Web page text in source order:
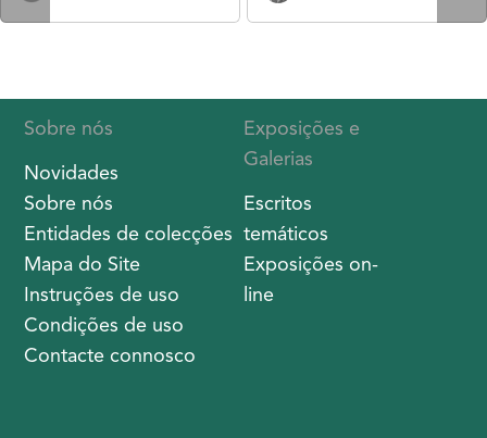
Sobre nós
Novidades
Sobre nós
Entidades de colecções
Mapa do Site
Instruções de uso
Condições de uso
Contacte connosco
Exposições e
Galerias
Escritos
temáticos
Exposições on-
line